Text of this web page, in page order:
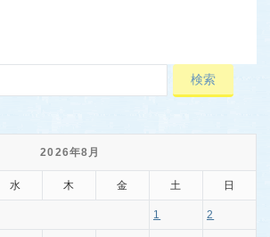
2026年8月
水 木 金 土 日
1 2